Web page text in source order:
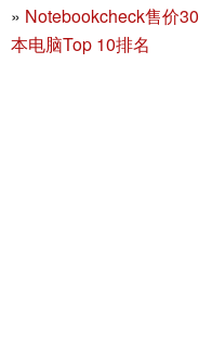
» Notebookcheck售价
本电脑Top 10排名